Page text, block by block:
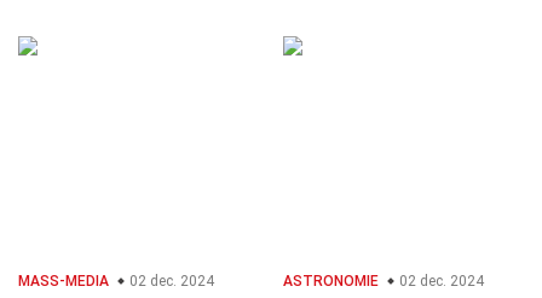
MASS-MEDIA 02 dec. 2024 ASTRONOMIE 02 dec. 2024